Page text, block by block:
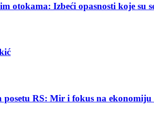
otokama: Izbeći opasnosti koje su
posetu RS: Mir i fokus na